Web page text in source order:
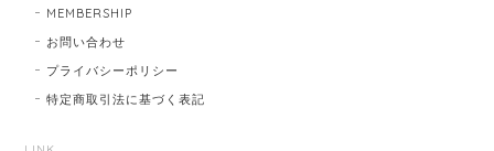
MEMBERSHIP
お問い合わせ
プライバシーポリシー
特定商取引法に基づく表記